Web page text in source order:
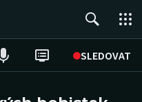
SLEDOVAT